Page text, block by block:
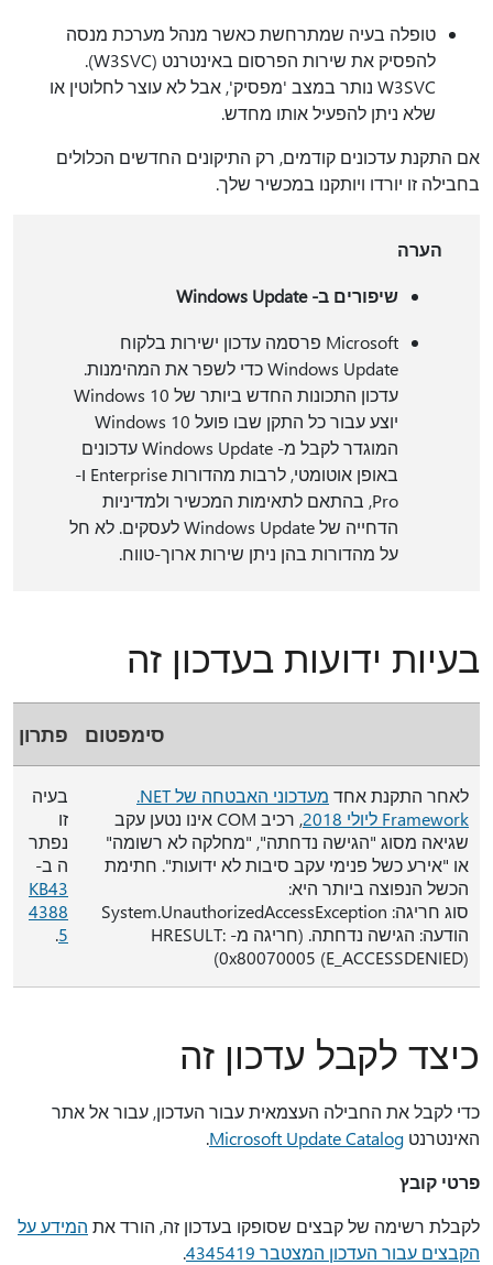
טופלה בעיה שמתרחשת כאשר מנהל מערכת מנסה
להפסיק את שירות הפרסום באינטרנט (W3SVC).
W3SVC נותר במצב 'מפסיק', אבל לא עוצר לחלוטין או
שלא ניתן להפעיל אותו מחדש.
אם התקנת עדכונים קודמים, רק התיקונים החדשים הכלולים
בחבילה זו יורדו ויותקנו במכשיר שלך.
הערה
שיפורים ב- Windows Update
Microsoft פרסמה עדכון ישירות בלקוח
Windows Update כדי לשפר את המהימנות.
עדכון התכונות החדש ביותר של Windows 10
יוצע עבור כל התקן שבו פועל Windows 10
המוגדר לקבל מ- Windows Update עדכונים
באופן אוטומטי, לרבות מהדורות Enterprise ו-
Pro, בהתאם לתאימות המכשיר ולמדיניות
הדחייה של Windows Update לעסקים. לא חל
על מהדורות בהן ניתן שירות ארוך-טווח.
בעיות ידועות בעדכון זה
סימפטום פתרון
לאחר התקנת אחד
מעדכוני האבטחה של ‎.NET
Framework ליולי 2018
, רכיב COM אינו נטען עקב
שגיאה מסוג "הגישה נדחתה", "מחלקה לא רשומה"
או "אירע כשל פנימי עקב סיבות לא ידועות". חתימת
הכשל הנפוצה ביותר היא:
סוג חריגה: System.UnauthorizedAccessException
הודעה: הגישה נדחתה. (חריגה מ- HRESULT:
0x80070005 (E_ACCESSDENIED)‎)
בעיה
זו
נפתר
ה ב-
KB43
4388
5
.
כיצד לקבל עדכון זה
כדי לקבל את החבילה העצמאית עבור העדכון, עבור אל אתר
האינטרנט Microsoft Update Catalog
.
פרטי קובץ
לקבלת רשימה של קבצים שסופקו בעדכון זה, הורד את המידע על
הקבצים עבור העדכון המצטבר 4345419
.